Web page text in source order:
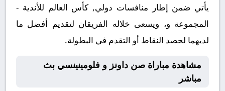
يأتي ضمن إطار منافسات دولي, كأس العالم للأندية -
المجموعة و، ويسعى خلاله الفريقان لتقديم أفضل ما
لديهما لحصد النقاط أو التقدم في البطولة.
مشاهدة مباراة صن داونز و فلومينينسي بث
مباشر